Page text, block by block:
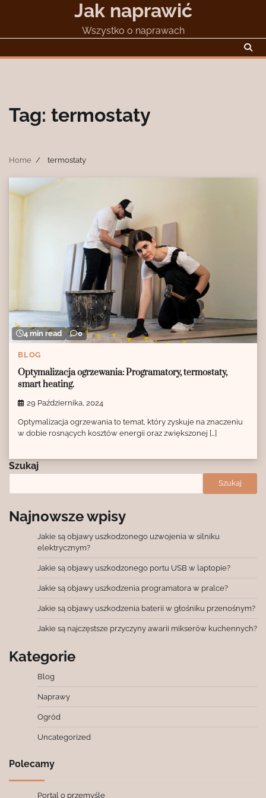
Jak naprawić
Wszystko o naprawach
Tag: termostaty
Home termostaty
4 min read 0
BLOG
Optymalizacja ogrzewania: Programatory, termostaty,
smart heating.
29 Października, 2024
Optymalizacja ogrzewania to temat, który zyskuje na znaczeniu
w dobie rosnących kosztów energii oraz zwiększonej […]
Szukaj
Szukaj
Najnowsze wpisy
Jakie są objawy uszkodzonego uzwojenia w silniku
elektrycznym?
Jakie są objawy uszkodzonego portu USB w laptopie?
Jakie są objawy uszkodzenia programatora w pralce?
Jakie są objawy uszkodzenia baterii w głośniku przenośnym?
Jakie są najczęstsze przyczyny awarii mikserów kuchennych?
Kategorie
Blog
Naprawy
Ogród
Uncategorized
Polecamy
Portal o przemyśle